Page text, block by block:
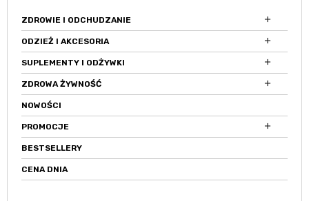
ZDROWIE I ODCHUDZANIE 
ODZIEŻ I AKCESORIA 
SUPLEMENTY I ODŻYWKI 
ZDROWA ŻYWNOŚĆ 
NOWOŚCI
PROMOCJE 
BESTSELLERY
CENA DNIA